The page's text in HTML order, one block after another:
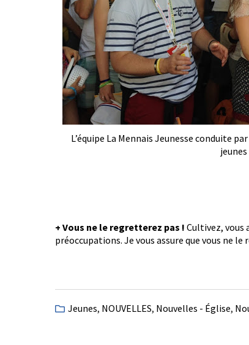
L’équipe La Mennais Jeunesse conduite
+ Vous ne le regretterez pas ! Cultivez, vous
préoccupations. Je vous assure que vous ne le
Jeunes, NOUVELLES, Nouvelles - Église,